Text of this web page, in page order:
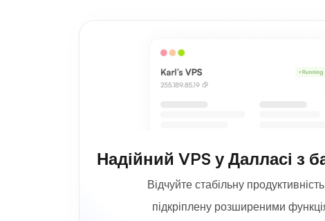
Надійний VPS у Далласі з
Відчуйте стабільну
підкріплену розширеними